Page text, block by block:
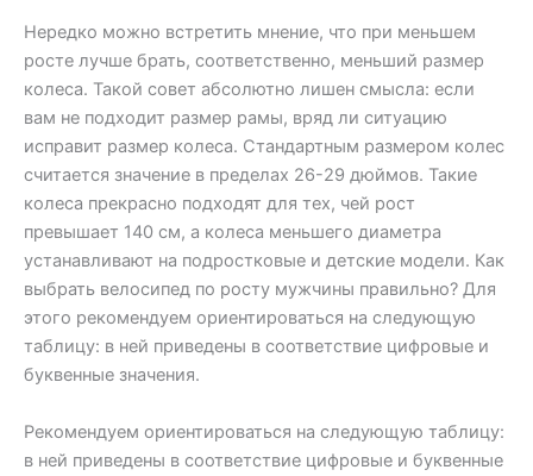
Нередко можно встретить мнение, что при меньшем
росте лучше брать, соответственно, меньший размер
колеса. Такой совет абсолютно лишен смысла: если
вам не подходит размер рамы, вряд ли ситуацию
исправит размер колеса. Стандартным размером колес
считается значение в пределах 26-29 дюймов. Такие
колеса прекрасно подходят для тех, чей рост
превышает 140 см, а колеса меньшего диаметра
устанавливают на подростковые и детские модели. Как
выбрать велосипед по росту мужчины правильно? Для
этого рекомендуем ориентироваться на следующую
таблицу: в ней приведены в соответствие цифровые и
буквенные значения.
Рекомендуем ориентироваться на следующую таблицу:
в ней приведены в соответствие цифровые и буквенные